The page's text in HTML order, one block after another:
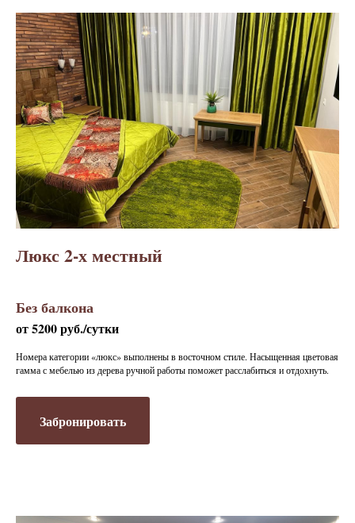
Люкс 2-х местный
Без балкона
от 5200 руб./сутки
Номера категории «люкс» выполнены в восточном стиле. Насыщенная цветовая
гамма с мебелью из дерева ручной работы поможет расслабиться и отдохнуть.
Забронировать